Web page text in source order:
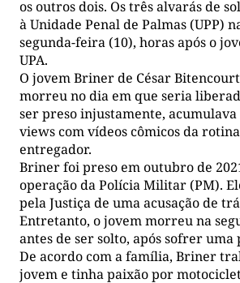
os outros dois. Os três alvarás de
à Unidade Penal de Palmas (UPP)
segunda-feira (10), horas após o
UPA.
O jovem Briner de César
morreu no dia em que seria
ser preso injustamente, acumulava
views com vídeos cômicos da
entregador.
Briner foi preso em outubro de
operação da Polícia Militar (PM).
pela Justiça de uma acusação de
Entretanto, o jovem morreu na
antes de ser solto, após sofrer uma
De acordo com a família, Briner
jovem e tinha paixão por